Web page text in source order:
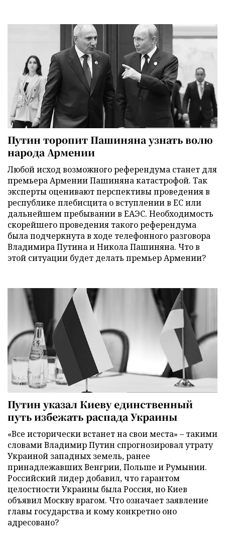
Путин торопит Пашиняна узнать волю
народа Армении
Любой исход возможного референдума станет для
премьера Армении Пашиняна катастрофой. Так
эксперты оценивают перспективы проведения в
республике плебисцита о вступлении в ЕС или
дальнейшем пребывании в ЕАЭС. Необходимость
скорейшего проведения такого референдума
была подчеркнута в ходе телефонного разговора
Владимира Путина и Никола Пашиняна. Что в
этой ситуации будет делать премьер Армении?
Путин указал Киеву единственный
путь избежать распада Украины
«Все исторически встанет на свои места» – такими
словами Владимир Путин спрогнозировал утрату
Украиной западных земель, ранее
принадлежавших Венгрии, Польше и Румынии.
Российский лидер добавил, что гарантом
целостности Украины была Россия, но Киев
объявил Москву врагом. Что означает заявление
главы государства и кому конкретно оно
адресовано?